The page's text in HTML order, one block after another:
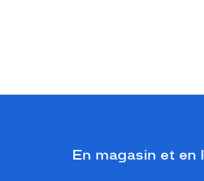
En magasin et en